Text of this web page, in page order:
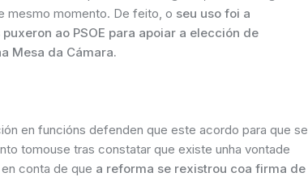
mesmo momento. De feito, o seu uso foi a
ao PSOE para apoiar a elección de
Mesa da Cámara.
en funcións defenden que este acordo para que se
tomouse tras constatar que existe unha vontade
conta de que a reforma se rexistrou coa firma de